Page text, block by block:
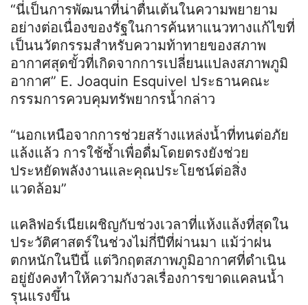
“นี่เป็นการพัฒนาที่น่าตื่นเต้นในความพยายาม
อย่างต่อเนื่องของรัฐในการค้นหาแนวทางแก้ไขที่
เป็นนวัตกรรมสำหรับความท้าทายของสภาพ
อากาศสุดขั้วที่เกิดจากการเปลี่ยนแปลงสภาพภูมิ
อากาศ” E. Joaquin Esquivel ประธานคณะ
กรรมการควบคุมทรัพยากรน้ำกล่าว
“นอกเหนือจากการช่วยสร้างแหล่งน้ำที่ทนต่อภัย
แล้งแล้ว การใช้ซ้ำเพื่อดื่มโดยตรงยังช่วย
ประหยัดพลังงานและคุณประโยชน์ต่อสิ่ง
แวดล้อม”
แคลิฟอร์เนียเผชิญกับช่วงเวลาที่แห้งแล้งที่สุดใน
ประวัติศาสตร์ในช่วงไม่กี่ปีที่ผ่านมา แม้ว่าฝน
ตกหนักในปีนี้ แต่วิกฤตสภาพภูมิอากาศที่ดำเนิน
อยู่ยังคงทำให้ความกังวลเรื่องการขาดแคลนน้ำ
รุนแรงขึ้น